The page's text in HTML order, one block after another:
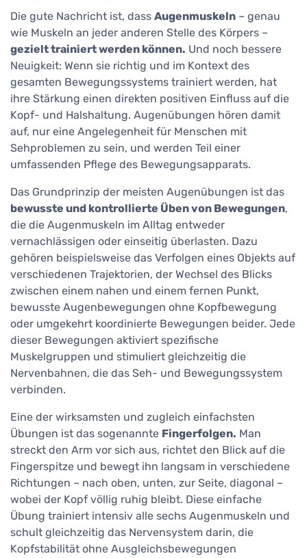
Die gute Nachricht ist, dass Augenmuskeln – genau
wie Muskeln an jeder anderen Stelle des Körpers –
gezielt trainiert werden können. Und noch bessere
Neuigkeit: Wenn sie richtig und im Kontext des
gesamten Bewegungssystems trainiert werden, hat
ihre Stärkung einen direkten positiven Einfluss auf die
Kopf- und Halshaltung. Augenübungen hören damit
auf, nur eine Angelegenheit für Menschen mit
Sehproblemen zu sein, und werden Teil einer
umfassenden Pflege des Bewegungsapparats.
Das Grundprinzip der meisten Augenübungen ist das
bewusste und kontrollierte Üben von Bewegungen,
die die Augenmuskeln im Alltag entweder
vernachlässigen oder einseitig überlasten. Dazu
gehören beispielsweise das Verfolgen eines Objekts auf
verschiedenen Trajektorien, der Wechsel des Blicks
zwischen einem nahen und einem fernen Punkt,
bewusste Augenbewegungen ohne Kopfbewegung
oder umgekehrt koordinierte Bewegungen beider. Jede
dieser Bewegungen aktiviert spezifische
Muskelgruppen und stimuliert gleichzeitig die
Nervenbahnen, die das Seh- und Bewegungssystem
verbinden.
Eine der wirksamsten und zugleich einfachsten
Übungen ist das sogenannte Fingerfolgen. Man
streckt den Arm vor sich aus, richtet den Blick auf die
Fingerspitze und bewegt ihn langsam in verschiedene
Richtungen – nach oben, unten, zur Seite, diagonal –
wobei der Kopf völlig ruhig bleibt. Diese einfache
Übung trainiert intensiv alle sechs Augenmuskeln und
schult gleichzeitig das Nervensystem darin, die
Kopfstabilität ohne Ausgleichsbewegungen